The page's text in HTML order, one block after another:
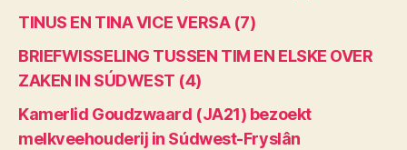
TINUS EN TINA VICE VERSA (7)
BRIEFWISSELING TUSSEN TIM EN ELSKE OVER
ZAKEN IN SÚDWEST (4)
Kamerlid Goudzwaard (JA21) bezoekt
melkveehouderij in Súdwest-Fryslân